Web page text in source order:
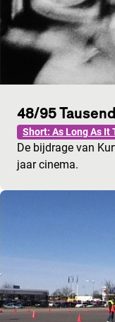
48/95
Short: As Long As It
De bijdrage van
jaar cinema.